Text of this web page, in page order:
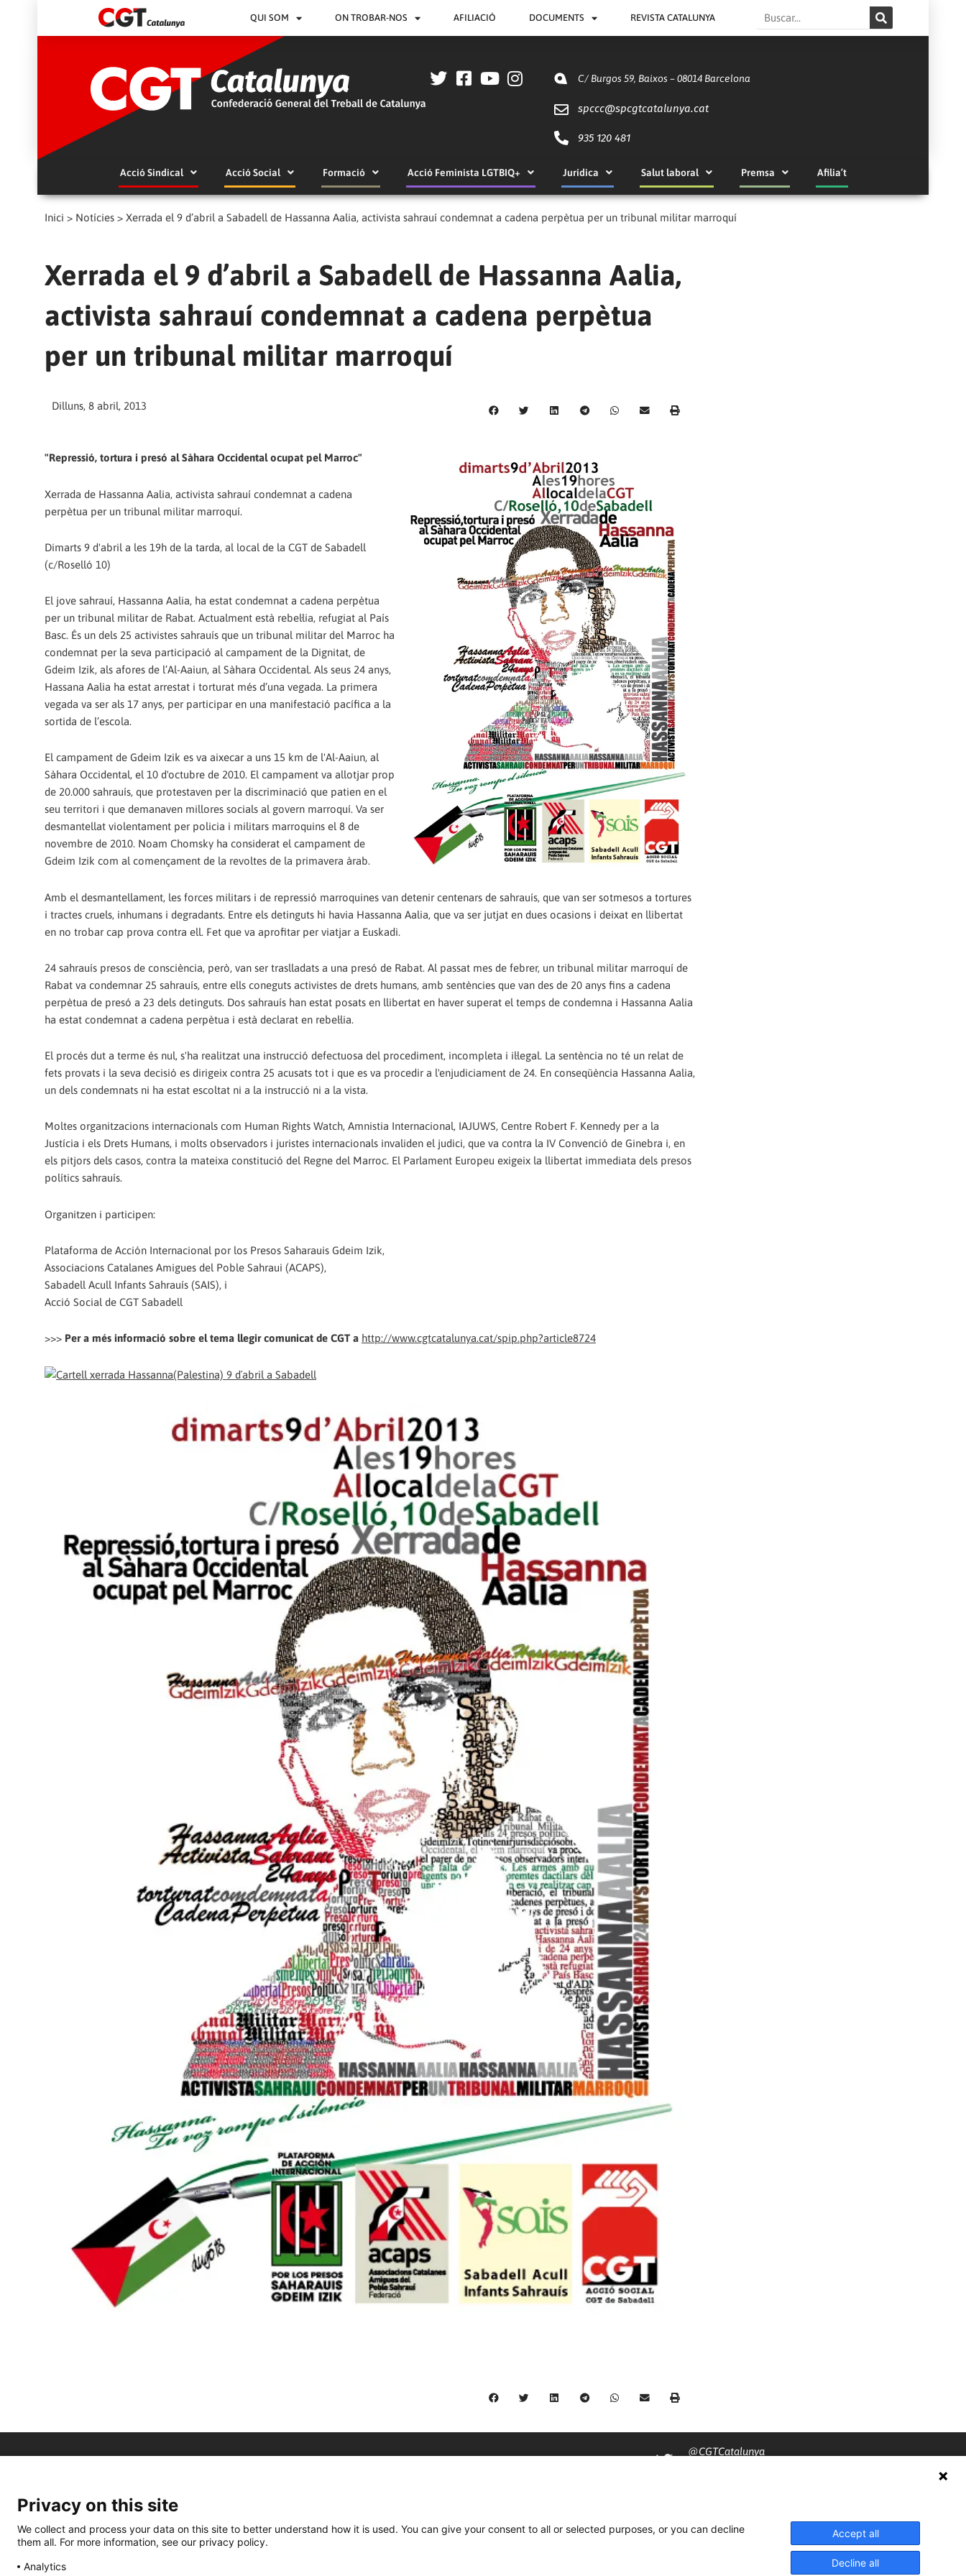
QUI SOM ON TROBAR-NOS AFILIACIÓ DOCUMENTS REVISTA CATALUNYA Search
C/ Burgos 59, Baixos – 08014 Barcelona
spccc@spcgtcatalunya.cat
935 120 481
Acció Sindical Acció Social Formació Acció Feminista LGTBIQ+ Jurídica Salut laboral Premsa Afilia’t
Inici > Notícies > Xerrada el 9 d’abril a Sabadell de Hassanna Aalia, activista sahrauí condemnat a cadena perpètua per un tribunal militar marroquí
Xerrada el 9 d’abril a Sabadell de Hassanna Aalia,
activista sahrauí condemnat a cadena perpètua
per un tribunal militar marroquí
Dilluns, 8 abril, 2013
"Repressió, tortura i presó al Sàhara Occidental ocupat pel Marroc"
Xerrada de Hassanna Aalia, activista sahrauí condemnat a cadena
perpètua per un tribunal militar marroquí.
Dimarts 9 d'abril a les 19h de la tarda, al local de la CGT de Sabadell
(c/Roselló 10)
El jove sahrauí, Hassanna Aalia, ha estat condemnat a cadena perpètua
per un tribunal militar de Rabat. Actualment està rebel·lia, refugiat al País
Basc. És un dels 25 activistes sahrauís que un tribunal militar del Marroc ha
condemnat per la seva participació al campament de la Dignitat, de
Gdeim Izik, als afores de l’Al-Aaiun, al Sàhara Occidental. Als seus 24 anys,
Hassana Aalia ha estat arrestat i torturat més d’una vegada. La primera
vegada va ser als 17 anys, per participar en una manifestació pacífica a la
sortida de l’escola.
El campament de Gdeim Izik es va aixecar a uns 15 km de l'Al-Aaiun, al
Sàhara Occidental, el 10 d'octubre de 2010. El campament va allotjar prop
de 20.000 sahrauís, que protestaven per la discriminació que patien en el
seu territori i que demanaven millores socials al govern marroquí. Va ser
desmantellat violentament per policia i militars marroquins el 8 de
novembre de 2010. Noam Chomsky ha considerat el campament de
Gdeim Izik com al començament de la revoltes de la primavera àrab.
Amb el desmantellament, les forces militars i de repressió marroquines van detenir centenars de sahrauís, que van ser sotmesos a tortures
i tractes cruels, inhumans i degradants. Entre els detinguts hi havia Hassanna Aalia, que va ser jutjat en dues ocasions i deixat en llibertat
en no trobar cap prova contra ell. Fet que va aprofitar per viatjar a Euskadi.
24 sahrauís presos de consciència, però, van ser traslladats a una presó de Rabat. Al passat mes de febrer, un tribunal militar marroquí de
Rabat va condemnar 25 sahrauís, entre ells coneguts activistes de drets humans, amb sentències que van des de 20 anys fins a cadena
perpètua de presó a 23 dels detinguts. Dos sahrauís han estat posats en llibertat en haver superat el temps de condemna i Hassanna Aalia
ha estat condemnat a cadena perpètua i està declarat en rebel·lia.
El procés dut a terme és nul, s'ha realitzat una instrucció defectuosa del procediment, incompleta i il·legal. La sentència no té un relat de
fets provats i la seva decisió es dirigeix contra 25 acusats tot i que es va procedir a l'enjudiciament de 24. En conseqüència Hassanna Aalia,
un dels condemnats ni ha estat escoltat ni a la instrucció ni a la vista.
Moltes organitzacions internacionals com Human Rights Watch, Amnistia Internacional, IAJUWS, Centre Robert F. Kennedy per a la
Justícia i els Drets Humans, i molts observadors i juristes internacionals invaliden el judici, que va contra la IV Convenció de Ginebra i, en
els pitjors dels casos, contra la mateixa constitució del Regne del Marroc. El Parlament Europeu exigeix la llibertat immediata dels presos
polítics sahrauís.
Organitzen i participen:
Plataforma de Acción Internacional por los Presos Saharauis Gdeim Izik,
Associacions Catalanes Amigues del Poble Sahraui (ACAPS),
Sabadell Acull Infants Sahrauís (SAIS), i
Acció Social de CGT Sabadell
>>> Per a més informació sobre el tema llegir comunicat de CGT a http://www.cgtcatalunya.cat/spip.php?article8724
@CGTCatalunya
cgtcatalunya
Privacy on this site
We collect and process your data on this site to better understand how it is used. You can give your consent to all or selected purposes, or you can decline
them all. For more information, see our privacy policy.
Analytics
Accept all
Decline all